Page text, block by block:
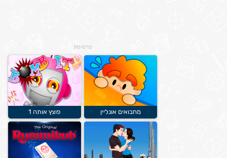
פרסומת
מחבואים אונליין פוצץ אותה 1